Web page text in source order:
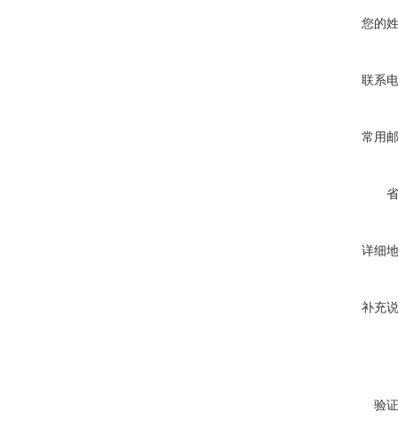
您的
联系
常用
详细
补充
验